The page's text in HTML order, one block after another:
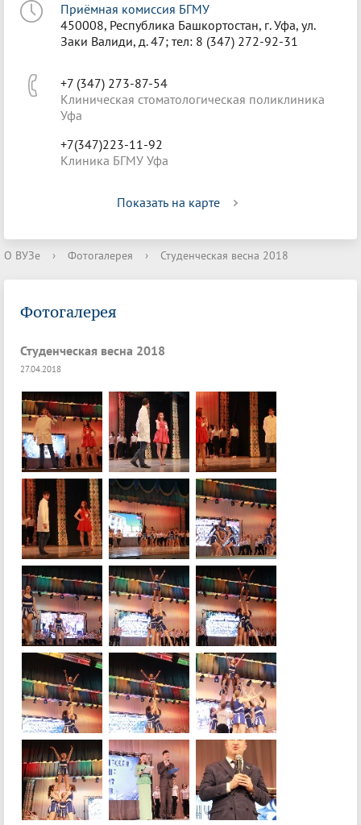
Приёмная комиссия БГМУ
450008, Республика Башкортостан, г. Уфа, ул.
Заки Валиди, д. 47; тел: 8 (347) 272-92-31
+7 (347) 273-87-54
Клиническая стоматологическая поликлиника
Уфа
+7(347)223-11-92
Клиника БГМУ Уфа
Показать на карте
О ВУЗе › Фотогалерея › Студенческая весна 2018
Фотогалерея
Студенческая весна 2018
27.04.2018